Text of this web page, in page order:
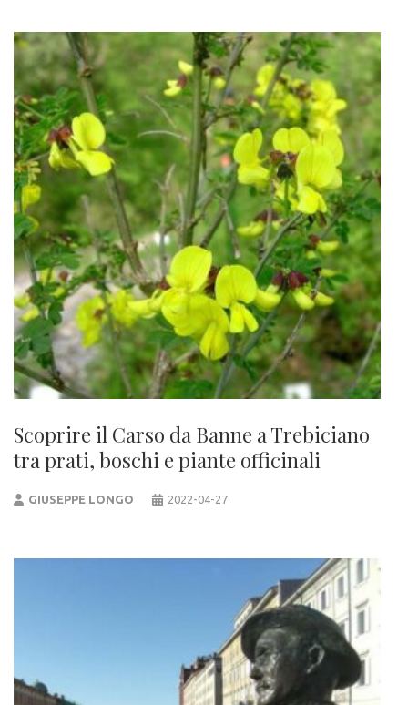
Scoprire il Carso da Banne a Trebiciano
tra prati, boschi e piante officinali
GIUSEPPE LONGO 2022-04-27